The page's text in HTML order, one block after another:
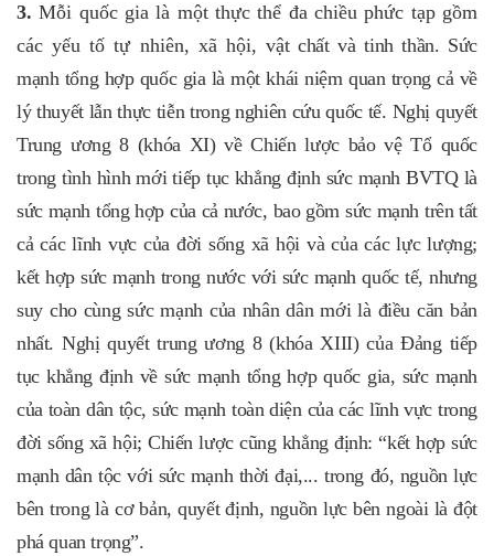
3. Mỗi quốc gia là một thực thể đa chiều phức tạp gồm
các yếu tố tự nhiên, xã hội, vật chất và tinh thần. Sức
mạnh tổng hợp quốc gia là một khái niệm quan trọng cả về
lý thuyết lẫn thực tiễn trong nghiên cứu quốc tế. Nghị quyết
Trung ương 8 (khóa XI) về Chiến lược bảo vệ Tổ quốc
trong tình hình mới tiếp tục khẳng định sức mạnh BVTQ là
sức mạnh tổng hợp của cả nước, bao gồm sức mạnh trên tất
cả các lĩnh vực của đời sống xã hội và của các lực lượng;
kết hợp sức mạnh trong nước với sức mạnh quốc tế, nhưng
suy cho cùng sức mạnh của nhân dân mới là điều căn bản
nhất. Nghị quyết trung ương 8 (khóa XIII) của Đảng tiếp
tục khẳng định về sức mạnh tổng hợp quốc gia, sức mạnh
của toàn dân tộc, sức mạnh toàn diện của các lĩnh vực trong
đời sống xã hội; Chiến lược cũng khẳng định: “kết hợp sức
mạnh dân tộc với sức mạnh thời đại,... trong đó, nguồn lực
bên trong là cơ bản, quyết định, nguồn lực bên ngoài là đột
phá quan trọng”.